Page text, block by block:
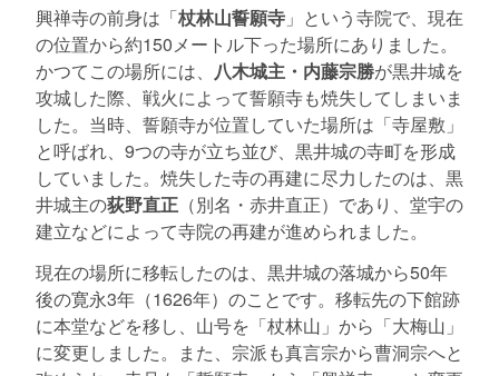
興禅寺の前身は「杖林山誓願寺 」という寺院で、現在
の位置から約150メートル下った場所にありました。
かつてこの場所には、 八木城主・内藤宗勝が黒井城を
攻城した際、戦火によって誓願寺も焼失してしまいま
した。当時、誓願寺が位置していた場所は「寺屋敷」
と呼ばれ、9つの寺が立ち並び、黒井城の寺町を形成
していました。焼失した寺の再建に尽力したのは、黒
井城主の荻野直正 （別名・赤井直正）であり、堂宇の
建立などによって寺院の再建が進められました。
現在の場所に移転したのは、黒井城の落城から50年
後の寛永3年（1626年）のことです。移転先の下館跡
に本堂などを移し、山号を「杖林山」から「大梅山」
に変更しました。また、宗派も真言宗から曹洞宗へと